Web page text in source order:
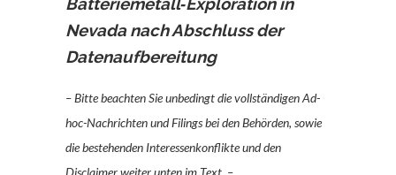
Nevada nach Abschluss der
Datenaufbereitung
– Bitte beachten Sie unbedingt die vollständigen Ad-
hoc-Nachrichten und Filings bei den Behörden, sowie
die bestehenden Interessenkonflikte und den
Disclaimer weiter unten im Text. –